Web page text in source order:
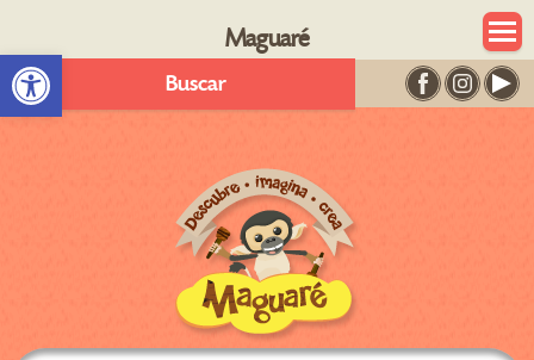
Abrir barra de herramientas
Maguaré
Buscar